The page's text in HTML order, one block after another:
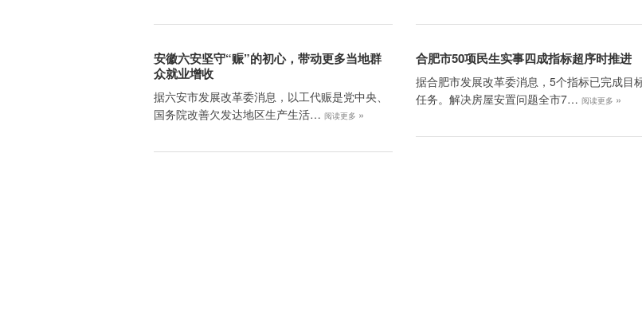
安徽六安坚守“赈”的初心，带动更多当地群
众就业增收
据六安市发展改革委消息，以工代赈是党中央、
国务院改善欠发达地区生产生活…阅读更多 »
合肥市50项民生实事四成指标超序时推进
据合肥市发展改革委消息，5个指标已完成目
任务。解决房屋安置问题全市7…阅读更多 »